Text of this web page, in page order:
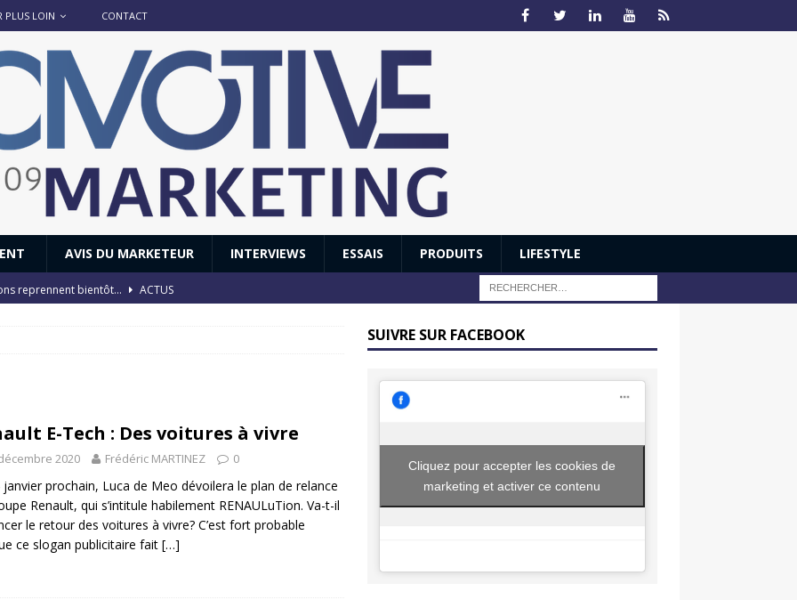
PLUS LOIN CONTACT
AVIS DU MARKETEUR INTERVIEWS ESSAIS PRODUITS LIFESTYLE
reprennent bientôt…
ACTUS
: Honda dévoile un spot publicitaire… confiné! ACTUS
E-Tech : Des voitures à vivre
2020 Frédéric MARTINEZ 0
janvier prochain, Luca de Meo dévoilera le plan de relance
Renault, qui s’intitule habilement RENAULuTion. Va-t-il
le retour des voitures à vivre? C’est fort probable
ce slogan publicitaire fait […]
SUIVRE SUR FACEBOOK
Cliquez pour accepter les cookies de
marketing et activer ce contenu